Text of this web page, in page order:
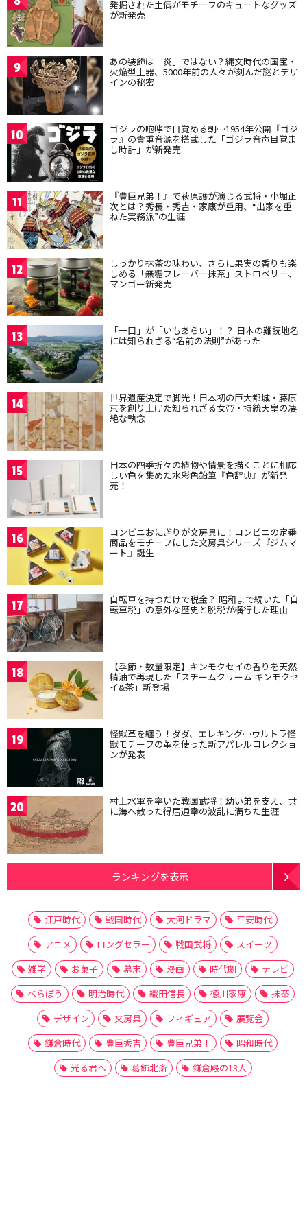
発掘された土偶がモチーフのキュートなグッズ
が新発売
9 あの装飾は「炎」ではない？縄文時代の国宝・
火焔型土器、5000年前の人々が刻んだ謎とデザ
インの秘密
10 ゴジラの咆哮で目覚める朝…1954年公開『ゴジ
ラ』の貴重音源を搭載した「ゴジラ音声目覚ま
し時計」が新発売
11 『豊臣兄弟！』で萩原護が演じる武将・小堀正
次とは？秀長・秀吉・家康が重用、“出家を重
ねた実務派”の生涯
12 しっかり抹茶の味わい、さらに果実の香りも楽
しめる「無糖フレーバー抹茶」ストロベリー、
マンゴー新発売
13 「一口」が「いもあらい」！？ 日本の難読地名
には知られざる“名前の法則”があった
14 世界遺産決定で脚光！日本初の巨大都城・藤原
京を創り上げた知られざる女帝・持統天皇の凄
絶な執念
15 日本の四季折々の植物や情景を描くことに相応
しい色を集めた水彩色鉛筆『色辞典』が新発
売！
16 コンビニおにぎりが文房具に！コンビニの定番
商品をモチーフにした文房具シリーズ『ジムマ
ート』誕生
17 自転車を持つだけで税金？ 昭和まで続いた「自
転車税」の意外な歴史と脱税が横行した理由
18 【季節・数量限定】キンモクセイの香りを天然
精油で再現した「スチームクリーム キンモクセ
イ&茶」新登場
19 怪獣革を纏う！ダダ、エレキング…ウルトラ怪
獣モチーフの革を使った新アパレルコレクショ
ンが発表
20 村上水軍を率いた戦国武将！幼い弟を支え、共
に海へ散った得居通幸の波乱に満ちた生涯
ランキングを表示
江戸時代 戦国時代 大河ドラマ
平安時代
アニメ
ロングセラー 戦国武将
スイーツ
雑学
お菓子 幕末 漫画 時代劇
テレビ
べらぼう
明治時代 織田信長 徳川家康
抹茶
デザイン
文房具 フィギュア
展覧会
鎌倉時代
豊臣秀吉 豊臣兄弟！
昭和時代
光る君へ
葛飾北斎 鎌倉殿の13人